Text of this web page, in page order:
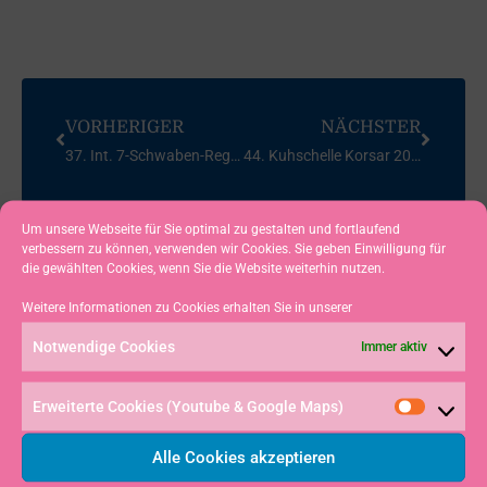
Um unsere Webseite für Sie optimal zu gestalten und fortlaufend
verbessern zu können, verwenden wir Cookies. Sie geben Einwilligung für
die gewählten Cookies, wenn Sie die Website weiterhin nutzen.
Weitere Informationen zu Cookies erhalten Sie in unserer
Notwendige Cookies Immer aktiv
Erweiterte Cookies (Youtube & Google Maps)
Alle Cookies akzeptieren
VORHERIGER
37. Int. 7-Schwaben-Regatta Korsar – 2008
NÄCHSTER
44. Kuhschelle Korsar 2009 – Großer Alpsee